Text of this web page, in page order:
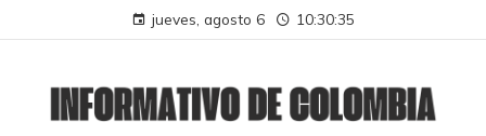
jueves, agosto 6 10:30:36